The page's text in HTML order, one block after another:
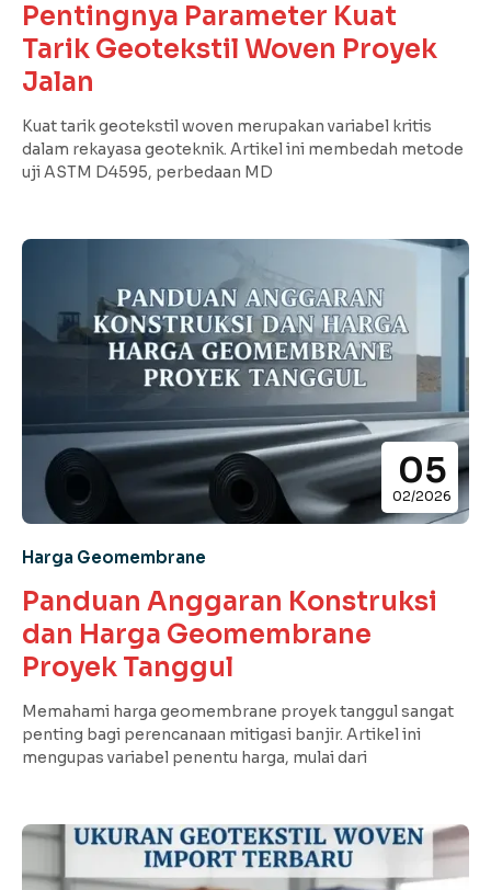
Pentingnya Parameter Kuat
Tarik Geotekstil Woven Proyek
Jalan
Kuat tarik geotekstil woven merupakan variabel kritis
dalam rekayasa geoteknik. Artikel ini membedah metode
uji ASTM D4595, perbedaan MD
05
02/2026
Harga Geomembrane
Panduan Anggaran Konstruksi
dan Harga Geomembrane
Proyek Tanggul
Memahami harga geomembrane proyek tanggul sangat
penting bagi perencanaan mitigasi banjir. Artikel ini
mengupas variabel penentu harga, mulai dari